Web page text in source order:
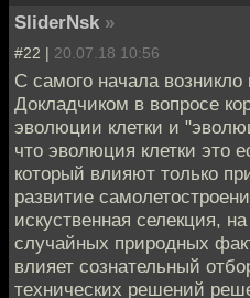
SliderNsk »
#22 | 20.07.18 10:56
С самого начала возникло
Докладчиком в вопросе
эволюции клетки и
что эволюция клетки это
который влияют только
развитие
искуственная селекция,
случайных природных
влияет сознательный
технических решений